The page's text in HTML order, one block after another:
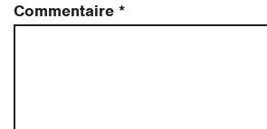
Commentaire *